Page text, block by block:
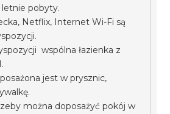
pobyty.
Netflix, Internet Wi-Fi są
wspólna łazienka z
jest w prysznic,
można doposażyć pokój w